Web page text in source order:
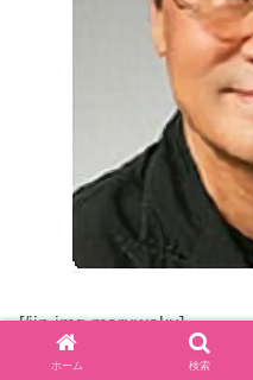
[/jin-img-maruwaku]
ホーム 検索